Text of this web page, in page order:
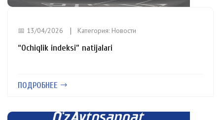
📅 13/04/2026 Категория: Новости
“Ochiqlik indeksi” natijalari
ПОДРОБНЕЕ